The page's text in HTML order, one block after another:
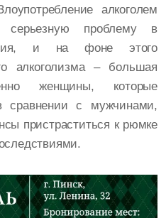
алкоголем
серьезную проблему в
и на фоне этого
алкоголизма – большая
женщины, которые
сравнении с мужчинами,
пристраститься к рюмке